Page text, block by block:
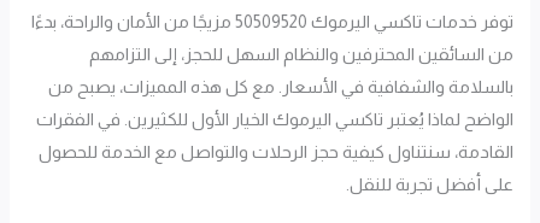
توفر خدمات تاكسي اليرموك 50509520 مزيجًا من الأمان والراحة، بدءًا
من السائقين المحترفين والنظام السهل للحجز، إلى التزامهم
بالسلامة والشفافية في الأسعار. مع كل هذه المميزات، يصبح من
الواضح لماذا يُعتبر تاكسي اليرموك الخيار الأول للكثيرين. في الفقرات
القادمة، سنتناول كيفية حجز الرحلات والتواصل مع الخدمة للحصول
على أفضل تجربة للنقل.